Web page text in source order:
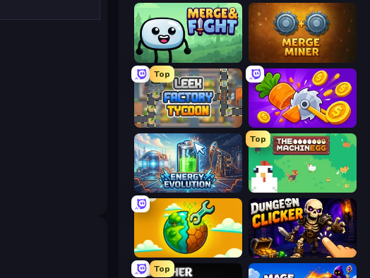
Merge & Fight Merge Miner
Top
Leek Factory Tycoon Farm Ring Idle
Energy Evolution
Top
The MachinEGG
Land Explorers: Merge & Build Dungeon Clicker
Top